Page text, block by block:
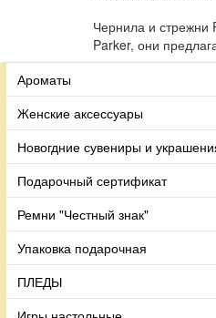
Чернила и стрежни
Parker, они
Ароматы
Женские аксессуары
Новогдние сувениры и
Подарочный сертификат
Ремни "Честный знак"
Упаковка подарочная
ПЛЕДЫ